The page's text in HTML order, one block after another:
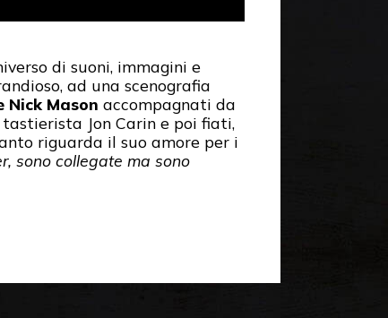
di suoni, immagini e
ad una scenografia
Mason accompagnati da
Jon Carin e poi fiati,
riguarda il suo amore per i
sono collegate ma sono